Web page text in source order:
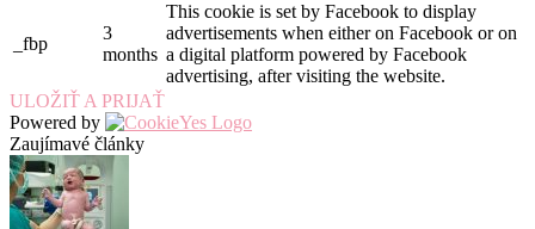
_fbp
3
months
This cookie is set by Facebook to display
advertisements when either on Facebook or on
a digital platform powered by Facebook
advertising, after visiting the website.
ULOŽIŤ A PRIJAŤ
Powered by
Zaujímavé články